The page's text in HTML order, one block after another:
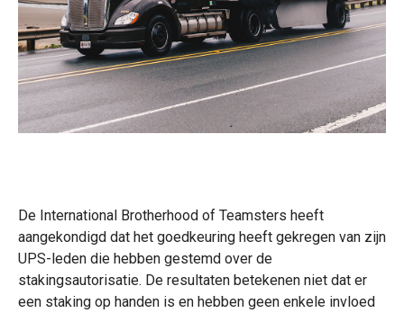
De International Brotherhood of Teamsters heeft
aangekondigd dat het goedkeuring heeft gekregen van zijn
UPS-leden die hebben gestemd over de
stakingsautorisatie. De resultaten betekenen niet dat er
een staking op handen is en hebben geen enkele invloed